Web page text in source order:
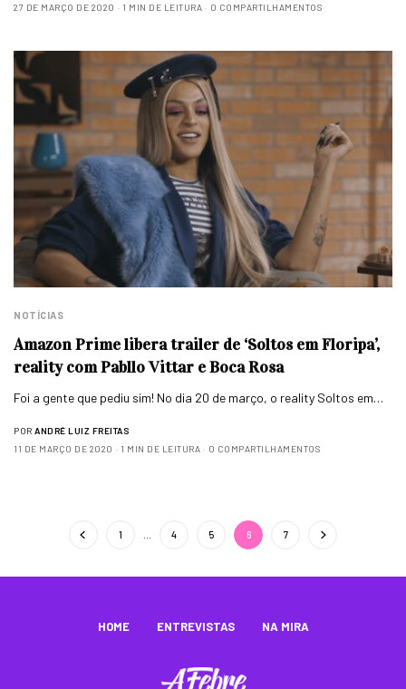
27 DE MARÇO DE 2020
1 MIN DE LEITURA 0 COMPARTILHAMENTOS
NOTÍCIAS
Amazon Prime libera trailer de ‘Soltos em Floripa’,
reality com Pabllo Vittar e Boca Rosa
Foi a gente que pediu sim! No dia 20 de março, o reality Soltos em…
POR ANDRÉ LUIZ FREITAS
11 DE MARÇO DE 2020
1 MIN DE LEITURA 0 COMPARTILHAMENTOS
1 4 5 6 7
HOME ENTREVISTAS NA MIRA